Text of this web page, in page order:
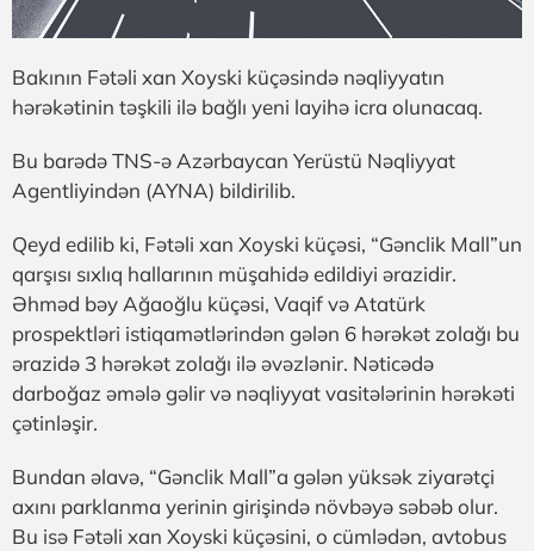
Bakının Fətəli xan Xoyski küçəsində nəqliyyatın
hərəkətinin təşkili ilə bağlı yeni layihə icra olunacaq.
Bu barədə TNS-ə Azərbaycan Yerüstü Nəqliyyat
Agentliyindən (AYNA) bildirilib.
Qeyd edilib ki, Fətəli xan Xoyski küçəsi, “Gənclik Mall”un
qarşısı sıxlıq hallarının müşahidə edildiyi ərazidir.
Əhməd bəy Ağaoğlu küçəsi, Vaqif və Atatürk
prospektləri istiqamətlərindən gələn 6 hərəkət zolağı bu
ərazidə 3 hərəkət zolağı ilə əvəzlənir. Nəticədə
darboğaz əmələ gəlir və nəqliyyat vasitələrinin hərəkəti
çətinləşir.
Bundan əlavə, “Gənclik Mall”a gələn yüksək ziyarətçi
axını parklanma yerinin girişində növbəyə səbəb olur.
Bu isə Fətəli xan Xoyski küçəsini, o cümlədən, avtobus